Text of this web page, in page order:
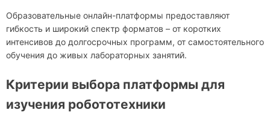
Образовательные онлайн-платформы предоставляют
гибкость и широкий спектр форматов – от коротких
интенсивов до долгосрочных программ, от самостоятельного
обучения до живых лабораторных занятий.
Критерии выбора платформы для
изучения робототехники